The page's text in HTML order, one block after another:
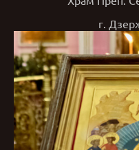
г.